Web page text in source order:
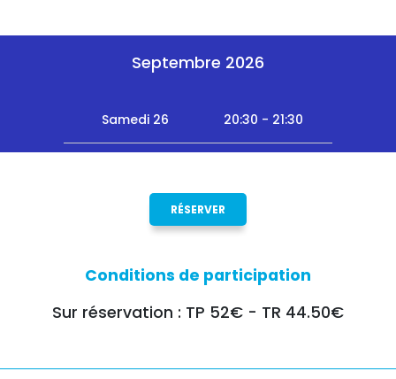
Septembre 2026
Samedi 26 20:30 - 21:30
RÉSERVER
Conditions de participation
Sur réservation : TP 52€ - TR 44.50€